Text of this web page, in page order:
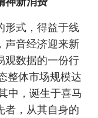
式，得益于线
声音经济迎来新
观数据的一份行
整体市场规模达
中，诞生于喜马
者，从其自身的